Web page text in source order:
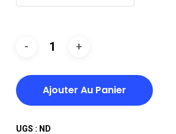
Ajouter Au Panier
UGS : ND